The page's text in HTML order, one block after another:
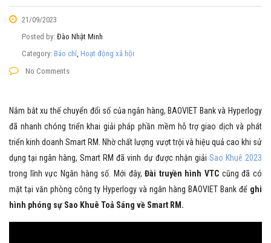
21/09/2023
Posted by: Đào Nhật Minh
Category: Báo chí, Hoạt động xã hội
No Comments
Nắm bắt xu thế chuyển đổi số của ngân hàng, BAOVIET Bank và Hyperlogy
đã nhanh chóng triển khai giải pháp phần mềm hỗ trợ giao dịch và phát
triển kinh doanh Smart RM. Nhờ chất lượng vượt trội và hiệu quả cao khi sử
dụng tại ngân hàng, Smart RM đã vinh dự được nhận giải Sao Khuê 2023
trong lĩnh vực Ngân hàng số. Mới đây,Đài truyền hình VTC cũng đã có
mặt tại văn phòng công ty Hyperlogy và ngân hàng BAOVIET Bank để ghi
hình phóng sự Sao Khuê Toả Sáng về Smart RM.